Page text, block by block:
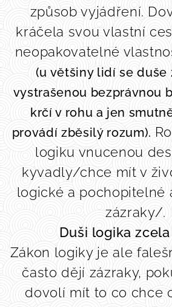
způsob vyjádření.
kráčela svou vlastní
neopakovatelné
(u většiny lidí se duše
vystrašenou bezprávnou
krčí v rohu a jen
provádí zběsilý rozum).
logiku vnucenou
kyvadly/chce mít v
logické a pochopitelné
zázraky/.
Duši logika
Zákon logiky je ale
často dějí zázraky,
dovolí mít to co chce